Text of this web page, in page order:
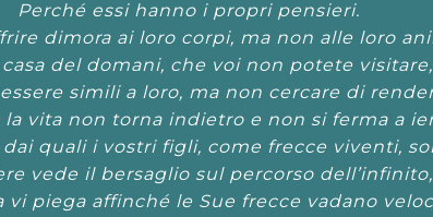
Perché essi hanno i propri pensieri.
dimora ai loro corpi, ma non alle loro
del domani, che voi non potete
simili a loro, ma non cercare di
la vita non torna indietro e non si ferma a
quali i vostri figli, come frecce viventi,
vede il bersaglio sul percorso dell’infinito,
vi piega affinché le Sue frecce vadano